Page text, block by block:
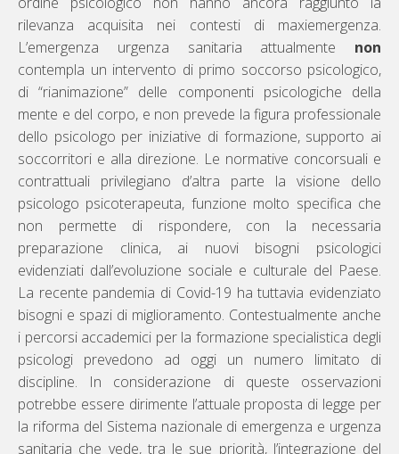
rilevanza acquisita nei contesti di maxiemergenza.
L’emergenza urgenza sanitaria attualmente non
contempla un intervento di primo soccorso psicologico,
di “rianimazione” delle componenti psicologiche della
mente e del corpo, e non prevede la figura professionale
dello psicologo per iniziative di formazione, supporto ai
soccorritori e alla direzione. Le normative concorsuali e
contrattuali privilegiano d’altra parte la visione dello
psicologo psicoterapeuta, funzione molto specifica che
non permette di rispondere, con la necessaria
preparazione clinica, ai nuovi bisogni psicologici
evidenziati dall’evoluzione sociale e culturale del Paese.
La recente pandemia di Covid-19 ha tuttavia evidenziato
bisogni e spazi di miglioramento. Contestualmente anche
i percorsi accademici per la formazione specialistica degli
psicologi prevedono ad oggi un numero limitato di
discipline. In considerazione di queste osservazioni
potrebbe essere dirimente l’attuale proposta di legge per
la riforma del Sistema nazionale di emergenza e urgenza
sanitaria che vede, tra le sue priorità, l’integrazione del